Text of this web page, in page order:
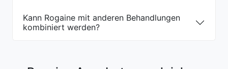
Kann Rogaine mit anderen Behandlungen
kombiniert werden?